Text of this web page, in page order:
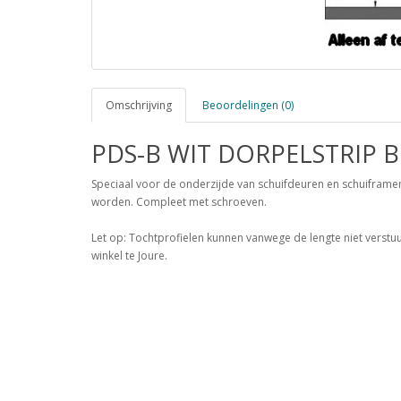
Omschrijving Beoordelingen (0)
PDS-B WIT DORPELSTRIP
Speciaal voor de onderzijde van schuifdeuren en
worden. Compleet met schroeven.
Let op: Tochtprofielen kunnen vanwege de lengte niet
winkel te Joure.